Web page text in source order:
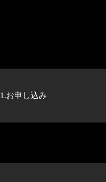
1.お申し込み